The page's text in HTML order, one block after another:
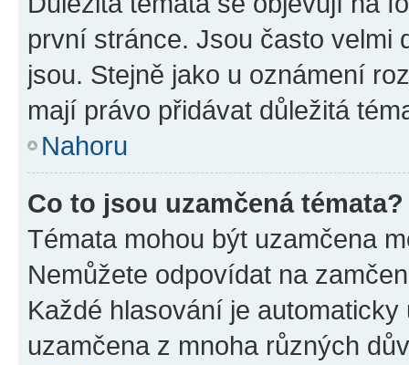
první stránce. Jsou často velmi
jsou. Stejně jako u oznámení
mají právo přidávat důležitá
Nahoru
Co to jsou uzamčená témata?
Témata mohou být uzamčena
Nemůžete odpovídat na
Každé hlasování je
uzamčena z mnoha různých